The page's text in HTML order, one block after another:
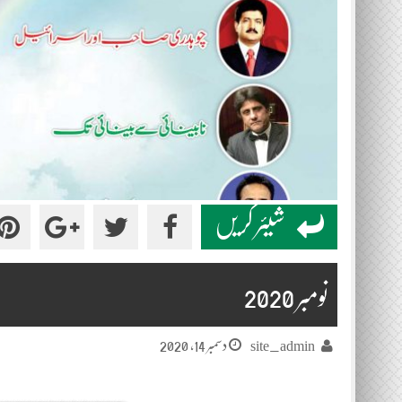
شیئر کریں
نومبر 2020
site_admin دسمبر 14, 2020